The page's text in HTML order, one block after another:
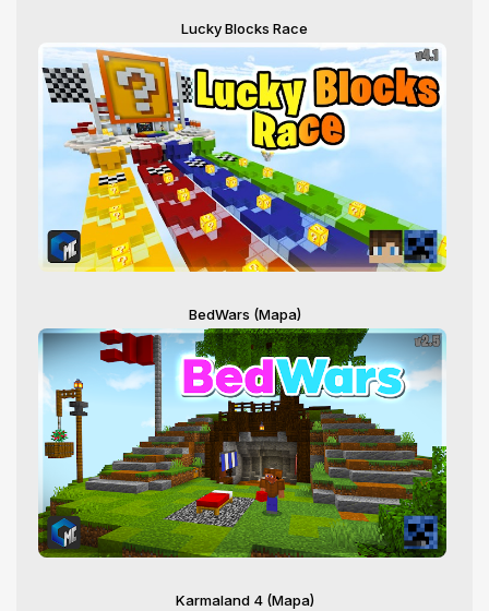
Lucky Blocks Race
BedWars (Mapa)
Karmaland 4 (Mapa)